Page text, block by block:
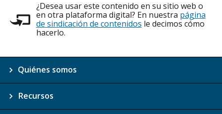
¿Desea usar este contenido en su sitio web o
en otra plataforma digital? En nuestra página
de sindicación de contenidos le decimos cómo
hacerlo.
Quiénes somos
Recursos